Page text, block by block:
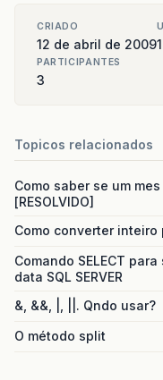
CRIADO
12 de abril de 2009
PARTICIPANTES
3
Topicos relacionados
Como saber se um
[RESOLVIDO]
Como converter inteiro
Comando SELECT
data SQL SERVER
&, &&, |, ||. Qndo usar?
O método split